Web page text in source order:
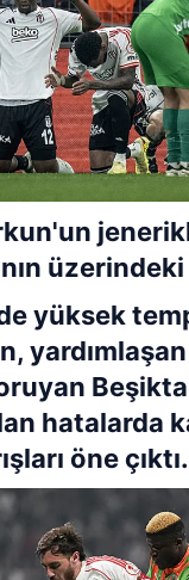
yüksek
hatalarda
öne çıktı.